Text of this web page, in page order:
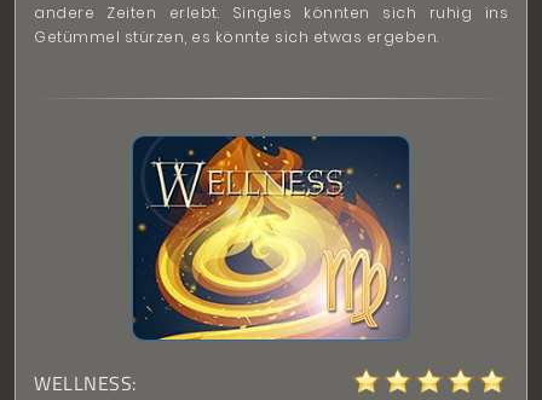
andere Zeiten erlebt. Singles könnten sich ruhig ins
Getümmel stürzen, es könnte sich etwas ergeben.
WELLNESS: